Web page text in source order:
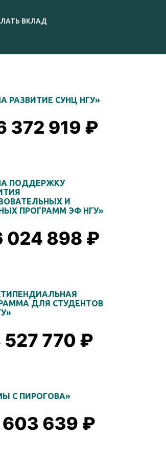
ВКЛАД
РАЗВИТИЕ СУНЦ НГУ»
ПОДДЕРЖКУ
И
ПРОГРАММ ЭФ НГУ»
ДЛЯ СТУДЕНТОВ
С ПИРОГОВА»